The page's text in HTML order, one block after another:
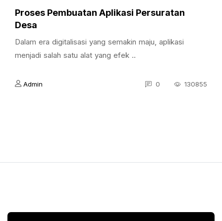
Proses Pembuatan Aplikasi Persuratan
Desa
Dalam era digitalisasi yang semakin maju, aplikasi
menjadi salah satu alat yang efek ..
Admin 0 130855